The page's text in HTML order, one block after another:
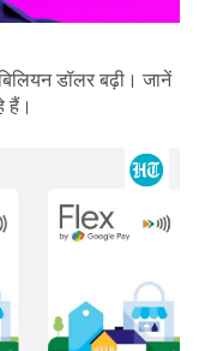
डॉलर बढ़ी। जानें
हैं।